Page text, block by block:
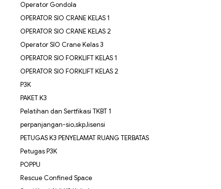
Operator Gondola
OPERATOR SIO CRANE KELAS 1
OPERATOR SIO CRANE KELAS 2
Operator SIO Crane Kelas 3
OPERATOR SIO FORKLIFT KELAS 1
OPERATOR SIO FORKLIFT KELAS 2
P3K
PAKET K3
Pelatihan dan Sertfikasi TKBT 1
perpanjangan-sio,skp,lisensi
PETUGAS K3 PENYELAMAT RUANG TERBATAS
Petugas P3K
POPPU
Rescue Confined Space